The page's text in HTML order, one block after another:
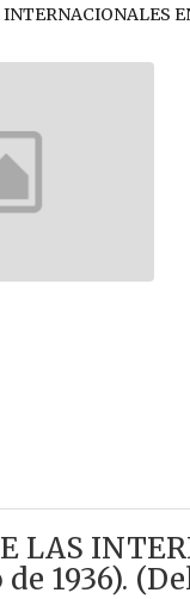
LAS
1936).